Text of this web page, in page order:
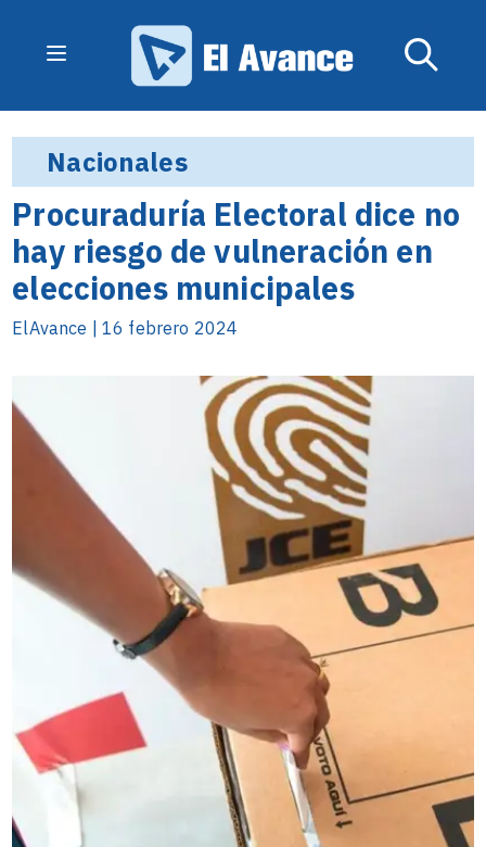
Nacionales
Procuraduría Electoral dice no
hay riesgo de vulneración en
elecciones municipales
ElAvance | 16 febrero 2024